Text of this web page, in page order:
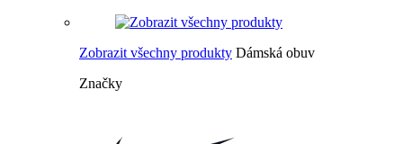
Zobrazit všechny produkty Dámská obuv
Značky